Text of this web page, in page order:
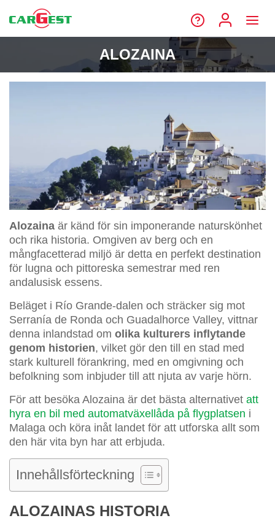
ALOZAINA
Alozaina är känd för sin imponerande naturskönhet
och rika historia. Omgiven av berg och en
mångfacetterad miljö är detta en perfekt destination
för lugna och pittoreska semestrar med ren
andalusisk essens.
Beläget i Río Grande-dalen och sträcker sig mot
Serranía de Ronda och Guadalhorce Valley, vittnar
denna inlandstad om olika kulturers inflytande
genom historien, vilket gör den till en stad med
stark kulturell förankring, med en omgivning och
befolkning som inbjuder till att njuta av varje hörn.
För att besöka Alozaina är det bästa alternativet att
hyra en bil med automatväxellåda på flygplatsen i
Malaga och köra inåt landet för att utforska allt som
den här vita byn har att erbjuda.
Innehållsförteckning
ALOZAINAS HISTORIA